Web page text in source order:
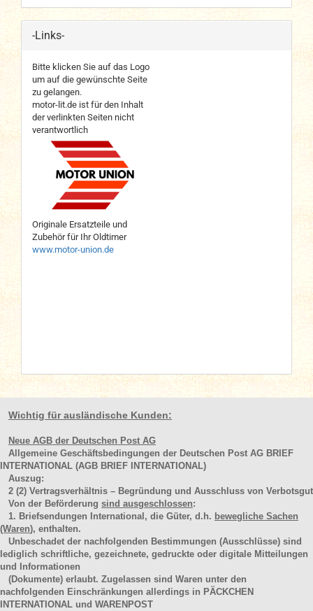
-Links-
Bitte klicken Sie auf das Logo
um auf die gewünschte Seite
zu gelangen.
motor-lit.de ist für den Inhalt
der verlinkten Seiten nicht
verantwortlich
Originale Ersatzteile und
Zubehör für Ihr Oldtimer
www.motor-union.de
Wichtig für ausländische Kunden:
Neue AGB der Deutschen Post AG
Allgemeine Geschäftsbedingungen der Deutschen Post AG BRIEF
INTERNATIONAL (AGB BRIEF INTERNATIONAL)
Auszug:
2 (2) Vertragsverhältnis – Begründung und Ausschluss von Verbotsgut
Von der Beförderung sind ausgeschlossen:
1. Briefsendungen International, die Güter, d.h. bewegliche Sachen
(Waren), enthalten.
Unbeschadet der nachfolgenden Bestimmungen (Ausschlüsse) sind
lediglich schriftliche, gezeichnete, gedruckte oder digitale Mitteilungen
und Informationen
(Dokumente) erlaubt. Zugelassen sind Waren unter den
nachfolgenden Einschränkungen allerdings in PÄCKCHEN
INTERNATIONAL und WARENPOST